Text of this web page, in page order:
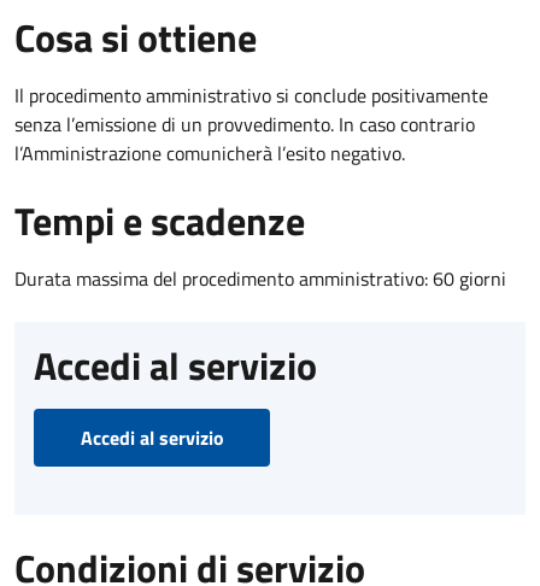
Cosa si ottiene
Il procedimento amministrativo si conclude positivamente
senza l’emissione di un provvedimento. In caso contrario
l’Amministrazione comunicherà l’esito negativo.
Tempi e scadenze
Durata massima del procedimento amministrativo: 60 giorni
Accedi al servizio
Accedi al servizio
Condizioni di servizio